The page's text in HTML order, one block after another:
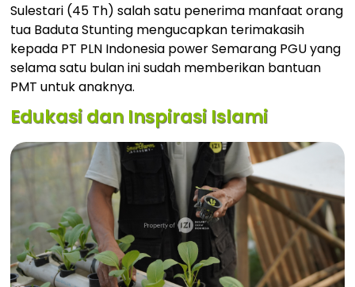
Sulestari (45 Th) salah satu penerima manfaat orang
tua Baduta Stunting mengucapkan terimakasih
kepada PT PLN Indonesia power Semarang PGU yang
selama satu bulan ini sudah memberikan bantuan
PMT untuk anaknya.
Edukasi dan Inspirasi Islami